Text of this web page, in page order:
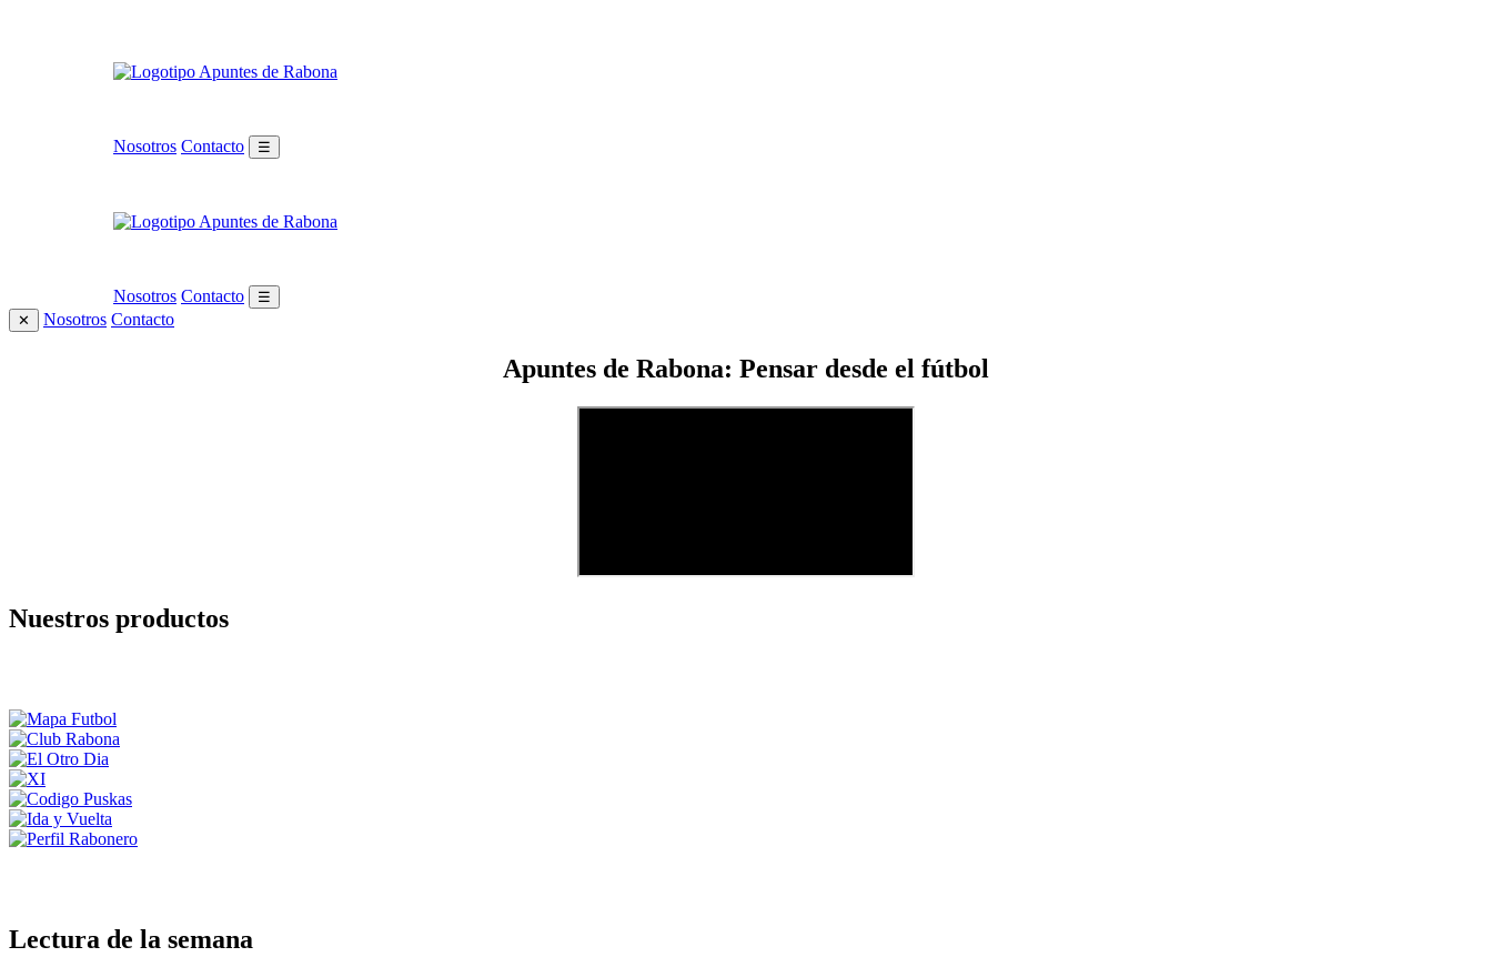
Nosotros Contacto ☰
Nosotros Contacto
☰
✕
Nosotros Contacto
Apuntes de Rabona: Pensar desde el fútbol
Nuestros productos
Lectura de la semana